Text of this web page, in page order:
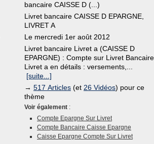
bancaire CAISSE D (...)
Livret bancaire CAISSE D EPARGNE,
LIVRET A
Le mercredi 1er août 2012
Livret bancaire Livret a (CAISSE D
EPARGNE) : Compte sur Livret Bancaire
Livret a en détails : versements,...
[suite...]
→ 517 Articles (et 26 Vidéos) pour ce
thème
Voir également :
Compte Epargne Sur Livret
Compte Bancaire Caisse Epargne
Caisse Epargne Compte Sur Livret